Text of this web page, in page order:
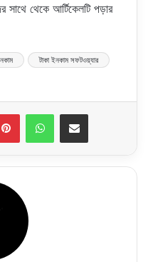
সাথে থেকে আর্টিকেলটি পড়ার
টাকা ইনকাম সফটওয়্যার